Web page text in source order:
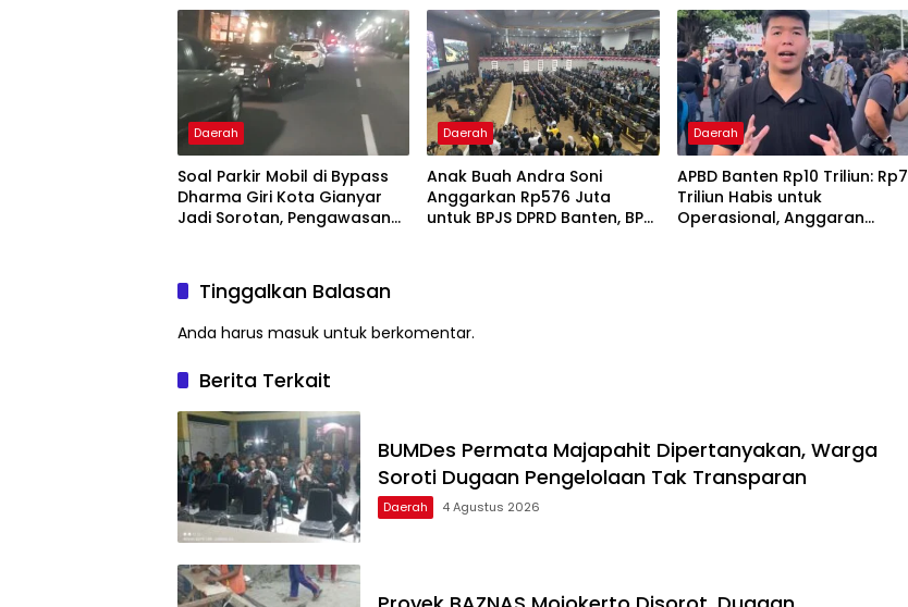
Daerah
Soal Parkir Mobil di Bypass
Dharma Giri Kota Gianyar
Jadi Sorotan, Pengawasan
Daerah
Anak Buah Andra Soni
Anggarkan Rp576 Juta
untuk BPJS DPRD Banten, BPK
Daerah
APBD Banten Rp10 Triliun: Rp7
Triliun Habis untuk
Operasional, Anggaran
Tinggalkan Balasan
Anda harus masuk untuk berkomentar.
Berita Terkait
BUMDes Permata Majapahit Dipertanyakan, Warga
Soroti Dugaan Pengelolaan Tak Transparan
Daerah 4 Agustus 2026